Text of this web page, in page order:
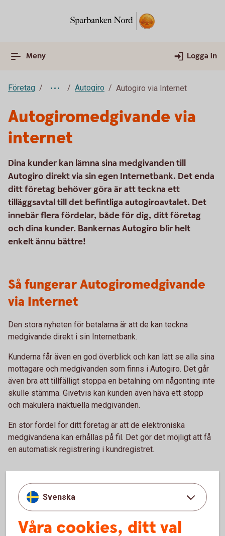
Meny Logga in
Företag Autogiro Autogiro via Internet
Autogiromedgivande via
internet
Dina kunder kan lämna sina medgivanden till
Autogiro direkt via sin egen Internetbank. Det enda
ditt företag behöver göra är att teckna ett
tilläggsavtal till det befintliga autogiroavtalet. Det
innebär flera fördelar, både för dig, ditt företag
och dina kunder. Bankernas Autogiro blir helt
enkelt ännu bättre!
Så fungerar Autogiromedgivande
via Internet
Den stora nyheten för betalarna är att de kan teckna
medgivande direkt i sin Internetbank.
Kunderna får även en god överblick och kan lätt se alla sina
mottagare och medgivanden som finns i Autogiro. Det går
även bra att tillfälligt stoppa en betalning om någonting inte
skulle stämma. Givetvis kan kunden även häva ett stopp
och makulera inaktuella medgivanden.
En stor fördel för ditt företag är att de elektroniska
medgivandena kan erhållas på fil. Det gör det möjligt att få
en automatisk registrering i kundregistret.
Mer information
Vill du veta mer kontaktar du Swedbank / Sparbankernas
Bankgiroservice, telefon 08-725 6080
Svenska
Våra cookies, ditt val